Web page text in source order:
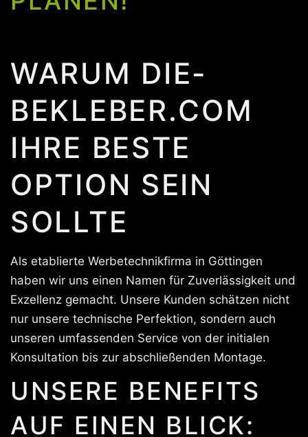
WARUM DIE-
BEKLEBER.COM
IHRE BESTE
OPTION SEIN
SOLLTE
Als etablierte Werbetechnikfirma in Göttingen
haben wir uns einen Namen für Zuverlässigkeit und
Exzellenz gemacht. Unsere Kunden schätzen nicht
nur unsere technische Perfektion, sondern auch
unseren umfassenden Service von der initialen
Konsultation bis zur abschließenden Montage.
UNSERE BENEFITS
AUF EINEN BLICK: